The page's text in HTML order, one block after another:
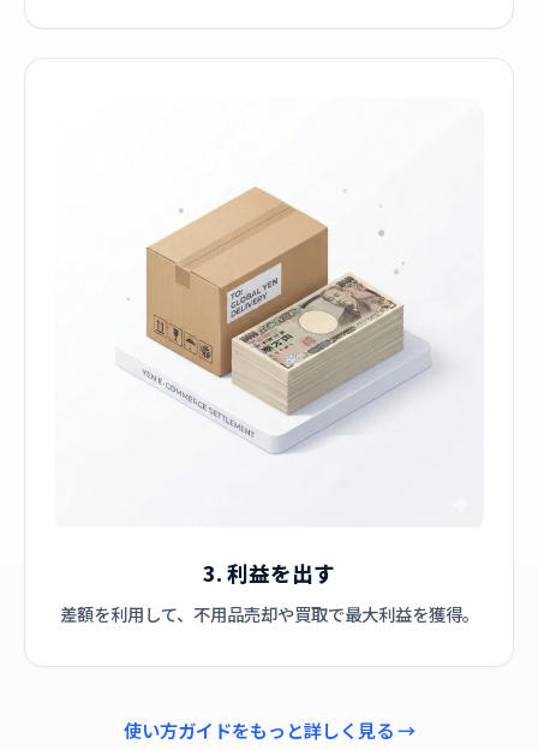
3. 利益を出す
差額を利用して、不用品売却や買取で最大利益を獲得。
使い方ガイドをもっと詳しく見る →